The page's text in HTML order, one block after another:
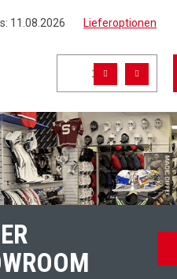
11.08.2026 Lieferoptionen